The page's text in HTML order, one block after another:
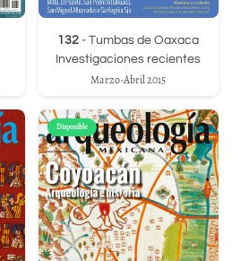
132 - Tumbas de Oaxaca
Investigaciones recientes
Marzo-Abril 2015
Disponible